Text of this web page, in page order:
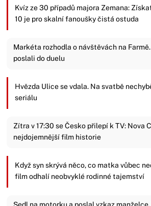
Kvíz ze 30 případů majora Zemana:
10 je pro skalní fanoušky čistá ostuda
Markéta rozhodla o návštěvách na
poslali do duelu
Hvězda Ulice se vdala. Na svatbě
seriálu
Zítra v 17:30 se Česko přilepí k TV: Nova
nejdojemnější film historie
Když syn skrývá něco, co matka vůbec
film odhalí neobvyklé rodinné tajemství